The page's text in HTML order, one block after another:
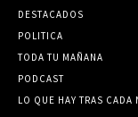
DESTACADOS
POLITICA
TODA TU MAÑANA
PODCAST
LO QUE HAY TRAS CADA